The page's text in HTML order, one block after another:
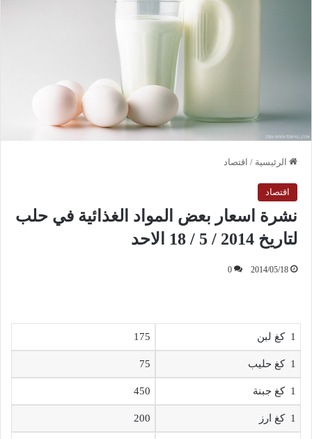
الرئيسية / اقتصاد
اقتصاد
نشرة اسعار بعض المواد الغذائية في حلب
لتاريخ 2014 / 5 / 18 الاحد
2014/05/18
0
1 كغ لبن 175
1 كغ حليب 75
1 كغ جبنة 450
1 كغ ارز 200